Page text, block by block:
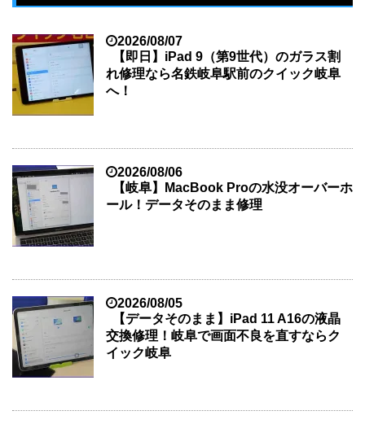
2026/08/07
【即日】iPad 9（第9世代）のガラス割
れ修理なら名鉄岐阜駅前のクイック岐阜
へ！
2026/08/06
【岐阜】MacBook Proの水没オーバーホ
ール！データそのまま修理
2026/08/05
【データそのまま】iPad 11 A16の液晶
交換修理！岐阜で画面不良を直すならク
イック岐阜